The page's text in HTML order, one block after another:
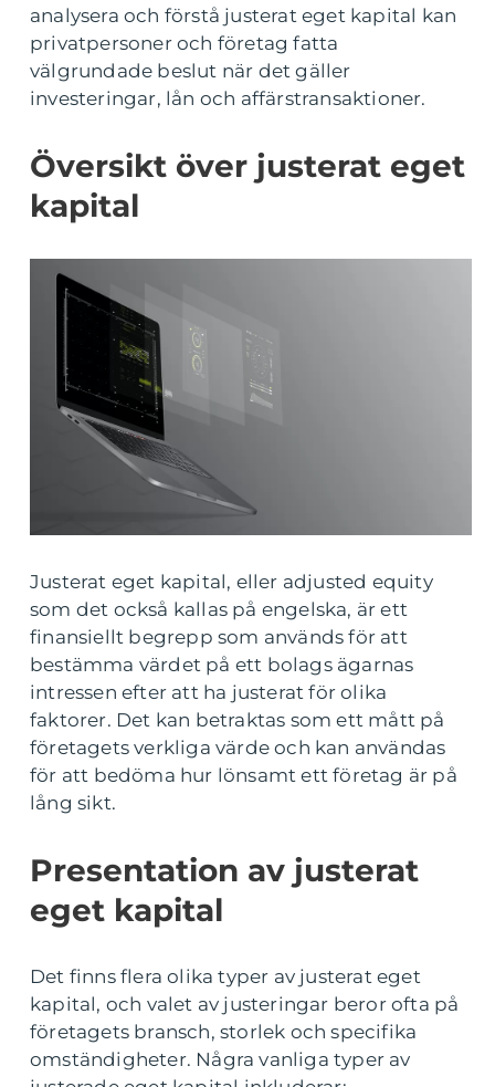
analysera och förstå justerat eget kapital kan
privatpersoner och företag fatta
välgrundade beslut när det gäller
investeringar, lån och affärstransaktioner.
Översikt över justerat eget
kapital
Justerat eget kapital, eller adjusted equity
som det också kallas på engelska, är ett
finansiellt begrepp som används för att
bestämma värdet på ett bolags ägarnas
intressen efter att ha justerat för olika
faktorer. Det kan betraktas som ett mått på
företagets verkliga värde och kan användas
för att bedöma hur lönsamt ett företag är på
lång sikt.
Presentation av justerat
eget kapital
Det finns flera olika typer av justerat eget
kapital, och valet av justeringar beror ofta på
företagets bransch, storlek och specifika
omständigheter. Några vanliga typer av